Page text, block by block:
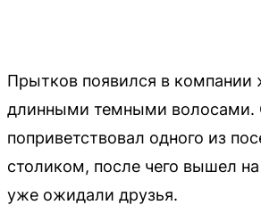
Прытков появился в
длинными темными волосами.
поприветствовал одного из
столиком, после чего вышел на
уже ожидали друзья.